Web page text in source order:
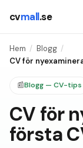
cvmall.se
Hem / Blogg /
CV för
📰Blogg — CV-tips
CV för
första